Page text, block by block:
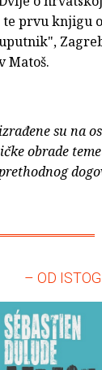
te prvu
Matoš.
su na
obrade
– OD